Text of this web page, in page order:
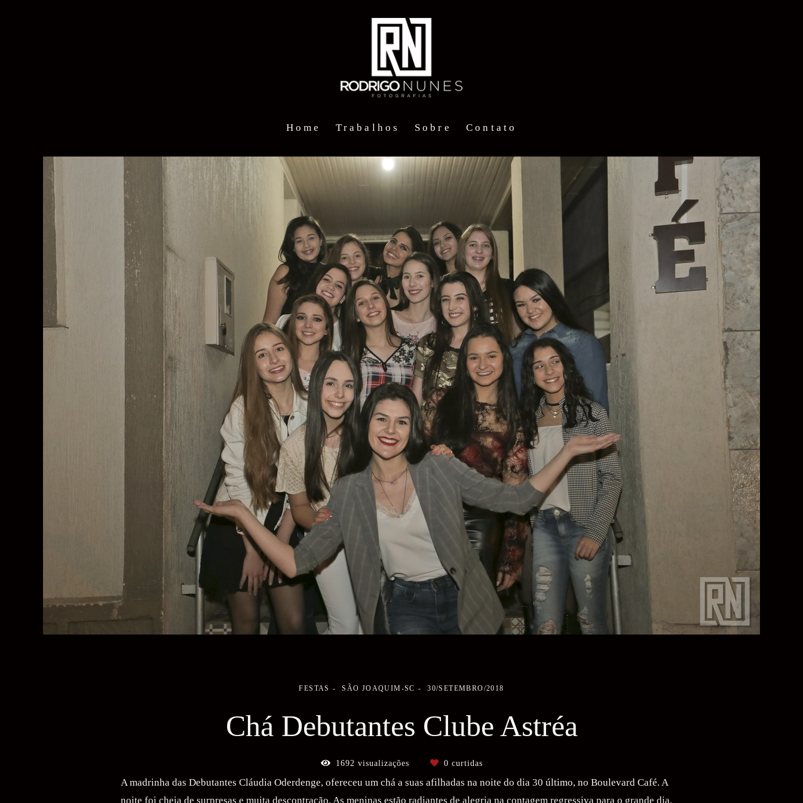
Home Trabalhos Sobre Contato
FESTAS SÃO JOAQUIM-SC 30/SETEMBRO/2018
Chá Debutantes Clube Astréa
1692 visualizações 0 curtidas
A madrinha das Debutantes Cláudia Oderdenge, ofereceu um chá a suas afilhadas na noite do dia 30 último, no Boulevard Café. A
noite foi cheia de surpresas e muita descontração. As meninas estão radiantes de alegria na contagem regressiva para o grande dia.